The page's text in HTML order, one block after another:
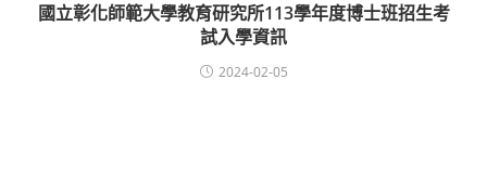
國立彰化師範大學教育研究所113學年度博士班招生考
試入學資訊
2024-02-05